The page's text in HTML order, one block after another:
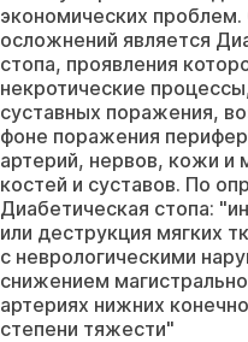
экономических
осложнений является
стопа, проявления
некротические
суставных поражения,
фоне поражения
артерий, нервов, кожи и
костей и суставов. По
Диабетическая стопа:
или деструкция мягких
с неврологическими
снижением
артериях нижних
степени тяжести"